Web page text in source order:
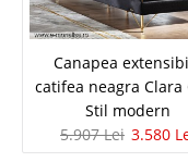
Canapea
Canapele Extensibile 3
Canapea
catifea neagra Clara
Stil modern
5.907 Lei 3.580